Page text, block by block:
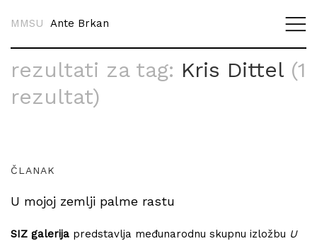
MMSU Ante Brkan
rezultati za tag: Kris Dittel (1
rezultat)
ČLANAK
U mojoj zemlji palme rastu
SIZ galerija predstavlja međunarodnu skupnu izložbu U